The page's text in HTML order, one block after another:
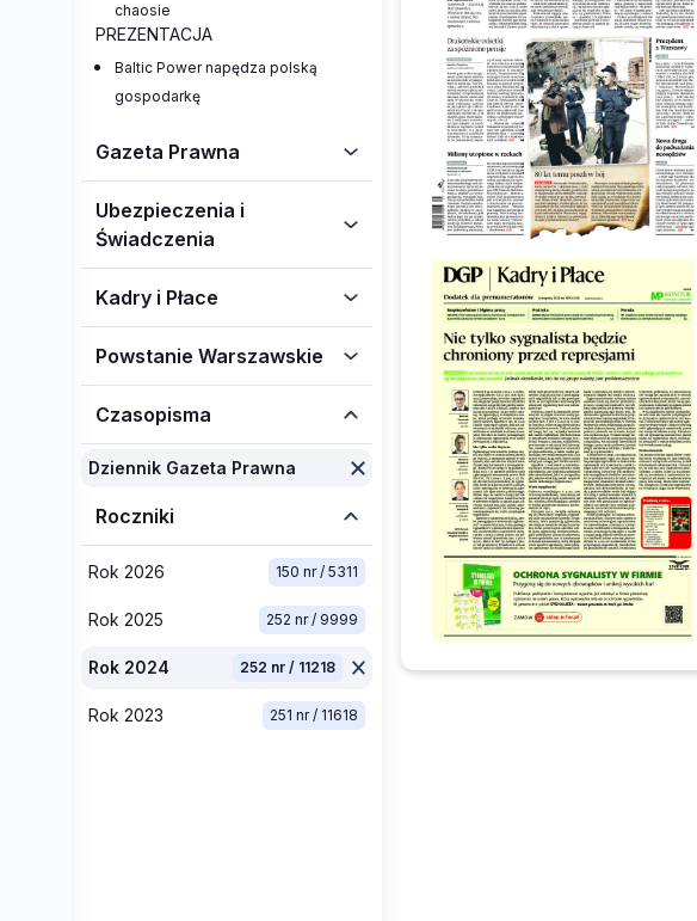
chaosie
PREZENTACJA
Baltic Power napędza polską
gospodarkę
Gazeta Prawna
Ubezpieczenia i
Świadczenia
Kadry i Płace
Powstanie Warszawskie
Czasopisma
Dziennik Gazeta Prawna
Roczniki
Rok 2026 150 nr / 5311
Rok 2025 252 nr / 9999
Rok 2024 252 nr / 11218
Rok 2023 251 nr / 11618